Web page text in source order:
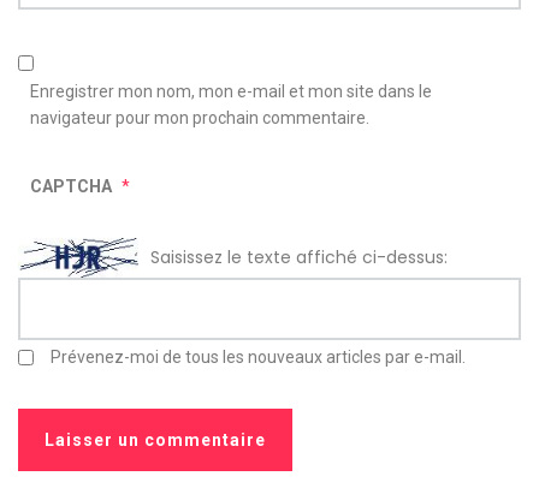
Enregistrer mon nom, mon e-mail et mon site dans le
navigateur pour mon prochain commentaire.
CAPTCHA *
Saisissez le texte affiché ci-dessus:
Prévenez-moi de tous les nouveaux articles par e-mail.